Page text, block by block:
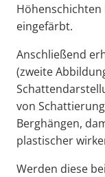
eingefärbt.
Anschließend
(zweite
von
Berghängen,
plastischer
Werden diese